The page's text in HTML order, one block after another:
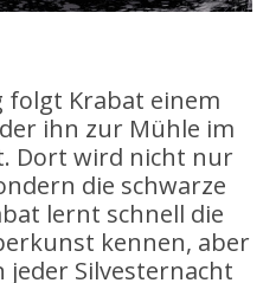
folgt Krabat einem
ihn zur Mühle im
Dort wird nicht nur
die schwarze
lernt schnell die
kennen, aber
jeder Silvesternacht